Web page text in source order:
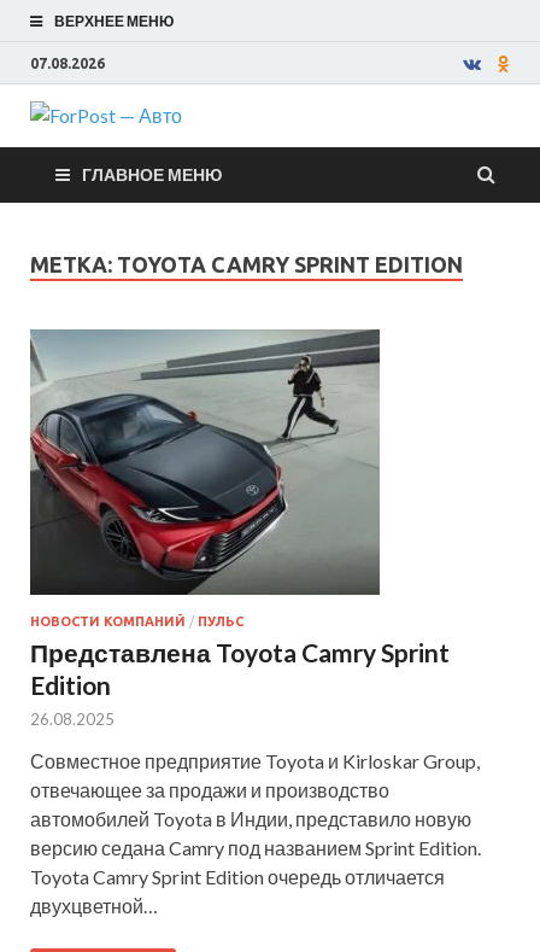
ВЕРХНЕЕ МЕНЮ
07.08.2026
ForPost —
Авто
ГЛАВНОЕ МЕНЮ
МЕТКА: TOYOTA CAMRY SPRINT EDITION
НОВОСТИ КОМПАНИЙ / ПУЛЬС
Представлена Toyota Camry Sprint
Edition
26.08.2025
Совместное предприятие Toyota и Kirloskar Group,
отвечающее за продажи и производство
автомобилей Toyota в Индии, представило новую
версию седана Camry под названием Sprint Edition.
Toyota Camry Sprint Edition очередь отличается
двухцветной…